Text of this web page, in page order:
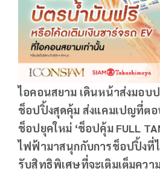
ไอคอนสยาม เดินหน้าส่งมอบ
ช็อปปิ้งสุดคุ้ม ส่งแคมเปญที่ตอ
ช็อปยุคใหม่ ‘ช็อปคุ้ม FULL
ไฟฟ้ามาสนุกกับการช็อปปิ้งที่
รับสิทธิพิเศษที่จะเติมเต็มควา